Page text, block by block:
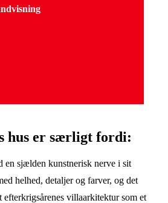
hus er særligt fordi:
en sjælden kunstnerisk nerve i sit
helhed, detaljer og farver, og det
efterkrigsårenes villaarkitektur som et